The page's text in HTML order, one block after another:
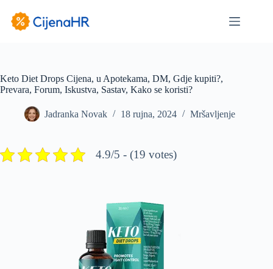
sadržaj
Keto Diet Drops Cijena, u Apotekama, DM, Gdje kupiti?,
Prevara, Forum, Iskustva, Sastav, Kako se koristi?
Jadranka Novak 18 rujna, 2024 Mršavljenje
4.9/5 - (19 votes)